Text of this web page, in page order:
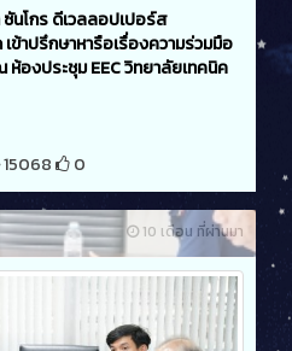
นโกร ดีเวลลอปเปอร์ส
เข้าปรึกษาหารือเรื่องความร่วมมือ
องประชุม EEC วิทยาลัยเทคนิค
15068 0
10 เดือน ที่ผ่านมา